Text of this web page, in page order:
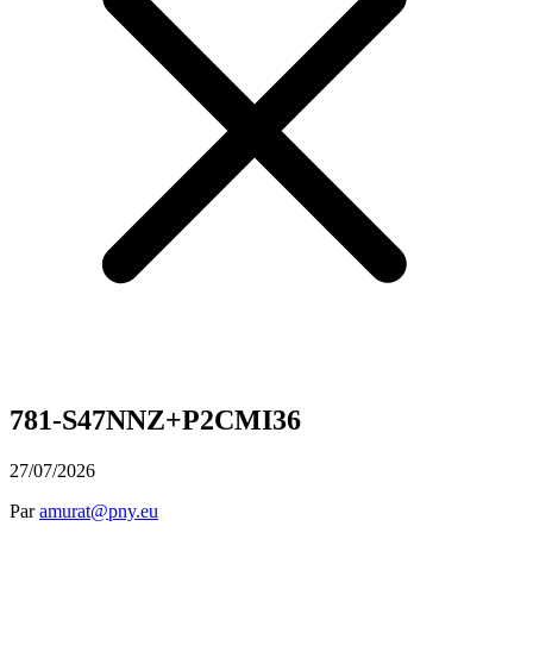
781-S47NNZ+P2CMI36
27/07/2026
Par amurat@pny.eu